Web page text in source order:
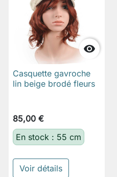

Casquette gavroche
lin beige brodé fleurs
85,00 €
En stock : 55 cm
Voir détails